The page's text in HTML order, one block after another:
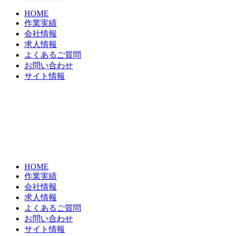
HOME
作業実績
会社情報
求人情報
よくあるご質問
お問い合わせ
サイト情報
HOME
作業実績
会社情報
求人情報
よくあるご質問
お問い合わせ
サイト情報